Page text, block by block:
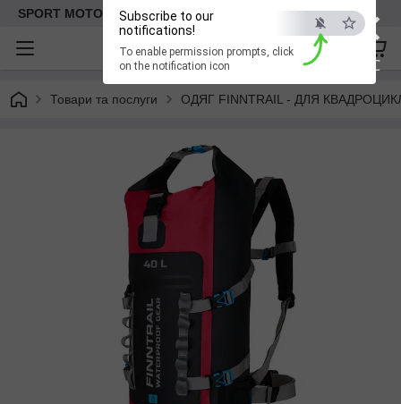
×
ESC
Subscribe to our
notifications!
To enable permission prompts, click
on the notification icon
SPORT MOTO | Інтернет-магазин мототоварів
Товари та послуги ОДЯГ FINNTRAIL - ДЛЯ